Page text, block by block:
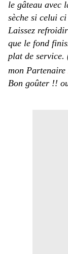
le gâteau avec
sèche si celui
Laissez
que le fond
plat de
mon Partenaire
Bon goûter !!